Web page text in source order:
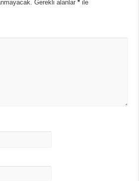
Gerekli alanlar* ile